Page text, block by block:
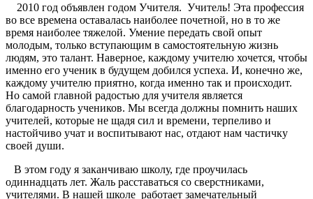
2010 год объявлен годом Учителя. Учитель! Эта профессия
во все времена оставалась наиболее почетной, но в то же
время наиболее тяжелой. Умение передать свой опыт
молодым, только вступающим в самостоятельную жизнь
людям, это талант. Наверное, каждому учителю хочется, чтобы
именно его ученик в будущем добился успеха. И, конечно же,
каждому учителю приятно, когда именно так и происходит.
Но самой главной радостью для учителя является
благодарность учеников. Мы всегда должны помнить наших
учителей, которые не щадя сил и времени, терпеливо и
настойчиво учат и воспитывают нас, отдают нам частичку
своей души.
В этом году я заканчиваю школу, где проучилась
одиннадцать лет. Жаль расставаться со сверстниками,
учителями. В нашей школе работает замечательный